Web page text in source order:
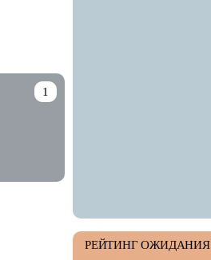
1
РЕЙТИНГ ОЖИДАНИЯ